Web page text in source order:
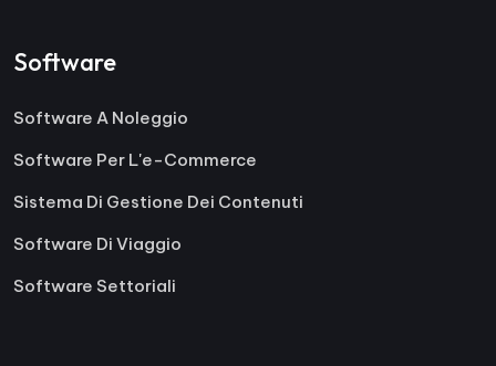
Software
Software A Noleggio
Software Per L'e-Commerce
Sistema Di Gestione Dei Contenuti
Software Di Viaggio
Software Settoriali